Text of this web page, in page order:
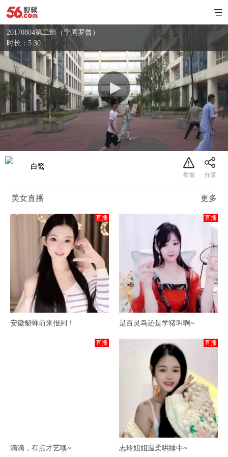
20170804第二组（宁周罗曾）
时长：5:30
白鹭
美女直播 更多
直播
安徽貂蝉前来报到！
直播
是百灵鸟还是学猪叫啊~
直播
滴滴，有点才艺噢~
直播
志玲姐姐温柔哄睡中~